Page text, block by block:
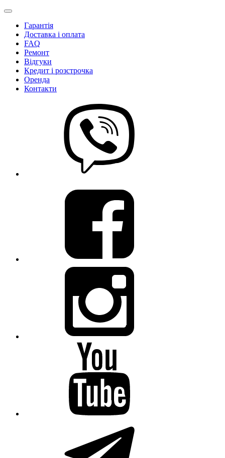
Гарантія
Доставка і оплата
FAQ
Ремонт
Відгуки
Кредит і розстрочка
Оренда
Контакти